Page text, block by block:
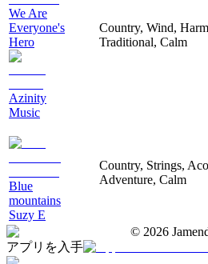
We Are
Everyone's
Hero
Azinity
Music
Country, Wind,
Traditional, Calm
Blue
mountains
Suzy E
Country, Strings,
Adventure, Calm
© 2026
アプリを入手